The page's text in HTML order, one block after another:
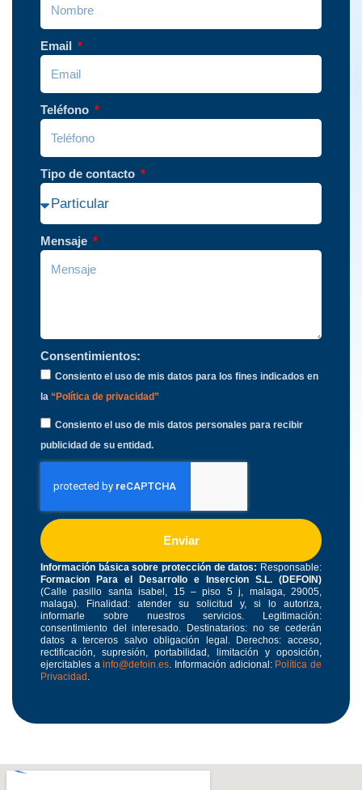
Email
Teléfono
Tipo de contacto
Mensaje
Consentimientos:
Consiento el uso de mis datos para los fines indicados en
la “Política de privacidad”
Consiento el uso de mis datos personales para recibir
publicidad de su entidad.
Enviar
Información básica sobre protección de datos: Responsable:
Formacion Para el Desarrollo e Insercion S.L. (DEFOIN)
(Calle pasillo santa isabel, 15 – piso 5 j, malaga, 29005,
malaga). Finalidad: atender su solicitud y, si lo autoriza,
informarle sobre nuestros servicios. Legitimación:
consentimiento del interesado. Destinatarios: no se cederán
datos a terceros salvo obligación legal. Derechos: acceso,
rectificación, supresión, portabilidad, limitación y oposición,
ejercitables ainfo@defoin.es. Información adicional: Política de
Privacidad .